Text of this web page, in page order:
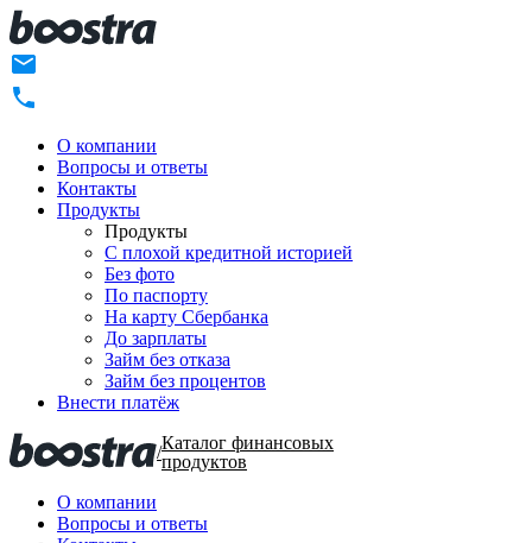
О компании
Вопросы и ответы
Контакты
Продукты
Продукты
C плохой кредитной историей
Без фото
По паспорту
На карту Сбербанка
До зарплаты
Займ без отказа
Займ без процентов
Внести платёж
/Каталог финансовых
продуктов
О компании
Вопросы и ответы